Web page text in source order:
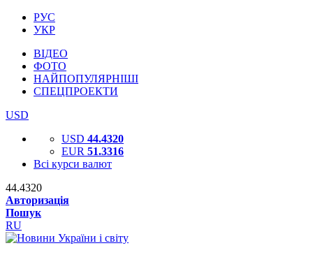
РУС
УКР
ВІДЕО
ФОТО
НАЙПОПУЛЯРНІШІ
СПЕЦПРОЕКТИ
USD
USD 44.4320
EUR 51.3316
Всі курси валют
44.4320
Авторизація
Пошук
RU